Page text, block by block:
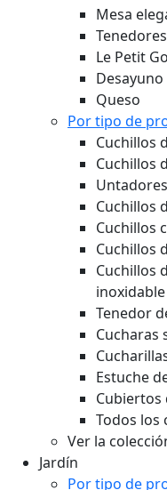
Mesa
Le Petit
Desayuno
Queso
Por tipo de
Cuchillos
Cuchillos
Untadores
Cuchillos
Cuchillos
Cuchillos
Cuchillos
inoxidable
Tenedor
Cucharas
Estuche
Cubiertos
Todos los
Ver la
Jardín
Por tipo de